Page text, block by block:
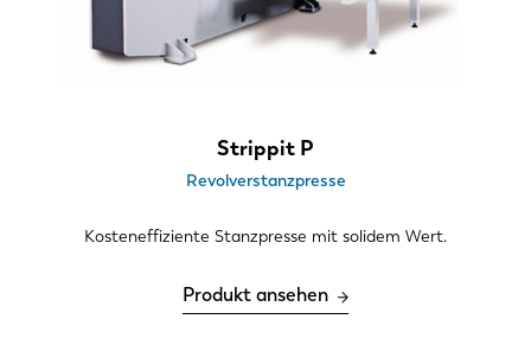
Strippit P
Revolverstanzpresse
Kosteneffiziente Stanzpresse mit solidem Wert.
Produkt ansehen